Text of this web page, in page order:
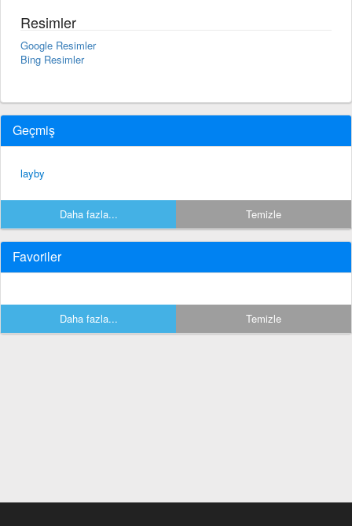
Resimler
Google Resimler
Bing Resimler
Geçmiş
layby
Daha fazla... Temizle
Favoriler
Daha fazla... Temizle